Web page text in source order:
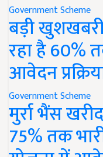
Government Scheme
बड़ी
रहा है 60%
आवेदन
Government Scheme
मुर्रा भैंस
75% तक